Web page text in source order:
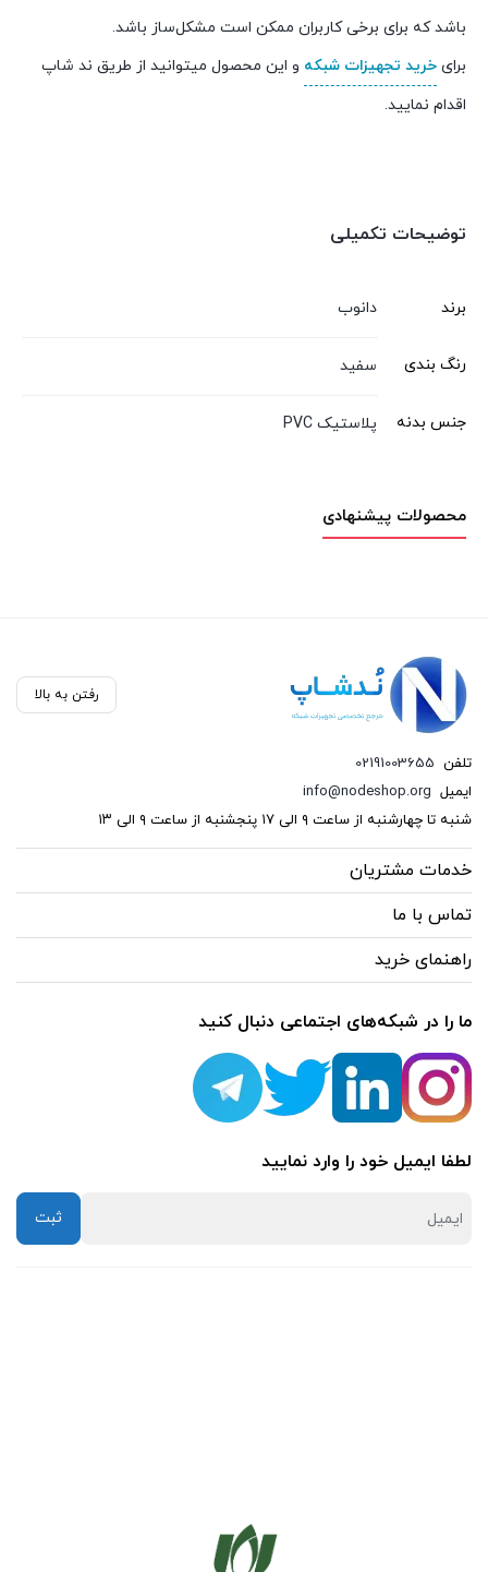
باشد که برای برخی کاربران ممکن است مشکل‌ساز باشد.
برای خرید تجهیزات شبکه و این محصول میتوانید از طریق ند شاپ
اقدام نمایید.
توضیحات تکمیلی
برند دانوب
رنگ بندی سفید
جنس بدنه پلاستیک PVC
محصولات پیشنهادی
رفتن به بالا
تلفن 02191003655
ایمیل info@nodeshop.org
شنبه تا چهارشنبه از ساعت ۹ الی ۱۷ پنجشنبه از ساعت ۹ الی ۱۳
خدمات مشتریان
تماس با ما
راهنمای خرید
ما را در شبکه‌های اجتماعی دنبال کنید
لطفا ایمیل خود را وارد نمایید